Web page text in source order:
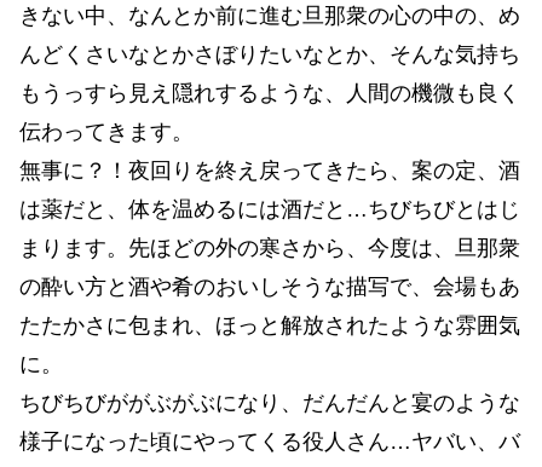
きない中、なんとか前に進む旦那衆の心の中の、め
んどくさいなとかさぼりたいなとか、そんな気持ち
もうっすら見え隠れするような、人間の機微も良く
伝わってきます。
無事に？！夜回りを終え戻ってきたら、案の定、酒
は薬だと、体を温めるには酒だと…ちびちびとはじ
まります。先ほどの外の寒さから、今度は、旦那衆
の酔い方と酒や肴のおいしそうな描写で、会場もあ
たたかさに包まれ、ほっと解放されたような雰囲気
に。
ちびちびががぶがぶになり、だんだんと宴のような
様子になった頃にやってくる役人さん…ヤバい、バ